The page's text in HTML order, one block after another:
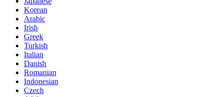
Korean
Arabic
Irish
Greek
Turkish
Italian
Danish
Romanian
Indonesian
Czech